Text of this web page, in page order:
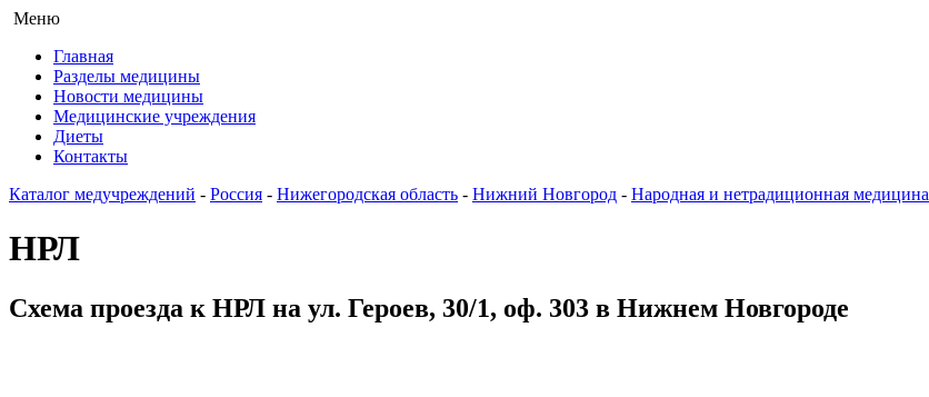
Меню
Главная
Разделы медицины
Новости медицины
Медицинские учреждения
Диеты
Контакты
Каталог медучреждений - Россия - Нижегородская область - Нижний Новгород - Народная и нетрадиционная медицина
НРЛ
Схема проезда к НРЛ на ул. Героев, 30/1, оф. 303 в Нижнем Новгороде